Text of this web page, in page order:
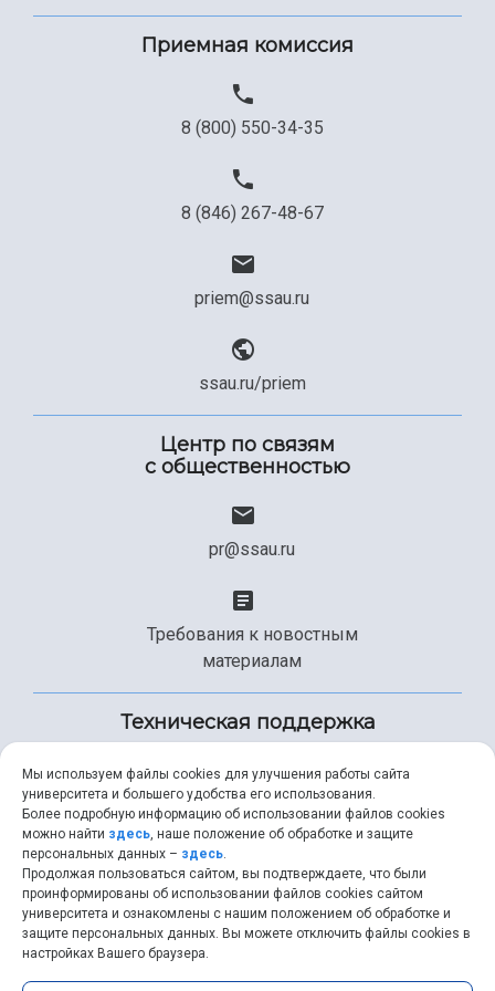
Официальные документы
Приемная комиссия
8 (800) 550-34-35
8 (846) 267-48-67
priem@ssau.ru
ssau.ru/priem
Центр по связям
с общественностью
pr@ssau.ru
Требования к новостным
материалам
Техническая поддержка
+7 (846) 267-49-99
help@ssau.ru
Мы используем файлы cookies для улучшения работы сайта
университета и большего удобства его использования.
Более подробную информацию об использовании файлов cookies
можно найти здесь, наше положение об обработке и защите
персональных данных – здесь.
Продолжая пользоваться сайтом, вы подтверждаете, что были
проинформированы об использовании файлов cookies сайтом
университета и ознакомлены с нашим положением об обработке и
защите персональных данных. Вы можете отключить файлы cookies в
настройках Вашего браузера.